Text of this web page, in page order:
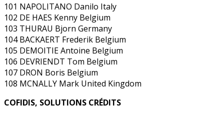
101 NAPOLITANO Danilo Italy
102 DE HAES Kenny Belgium
103 THURAU Bjorn Germany
104 BACKAERT Frederik Belgium
105 DEMOITIE Antoine Belgium
106 DEVRIENDT Tom Belgium
107 DRON Boris Belgium
108 MCNALLY Mark United Kingdom
COFIDIS, SOLUTIONS CRÉDITS